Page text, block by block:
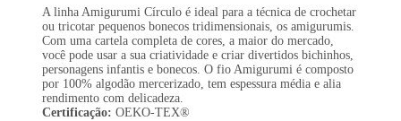
A linha Amigurumi Círculo é ideal para a técnica de crochetar
ou tricotar pequenos bonecos tridimensionais, os amigurumis.
Com uma cartela completa de cores, a maior do mercado,
você pode usar a sua criatividade e criar divertidos bichinhos,
personagens infantis e bonecos. O fio Amigurumi é composto
por 100% algodão mercerizado, tem espessura média e alia
rendimento com delicadeza.
Certificação: OEKO-TEX®